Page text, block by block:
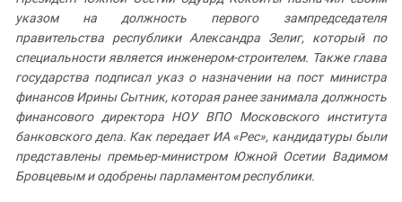
ЗАСТАВЛЯЕТ
КАВКАЗ ЗА ПАЛЕСТИНУ
МОБИЛИЗАЦИЯ И ПРОТЕСТЫ
Дагестан
Ингушетия
Калмыкия
Карачаево-Черкесия
Краснодарский край
Нагорный Карабах
указом на должность первого зампредседателя
правительства республики Александра Зелиг, который по
специальности является инженером-строителем. Также глава
государства подписал указ о назначении на пост министра
финансов Ирины Сытник, которая ранее занимала должность
финансового директора НОУ ВПО Московского института
банковского дела. Как передает ИА «Рес», кандидатуры были
представлены премьер-министром Южной Осетии Вадимом
Бровцевым и одобрены парламентом республики.